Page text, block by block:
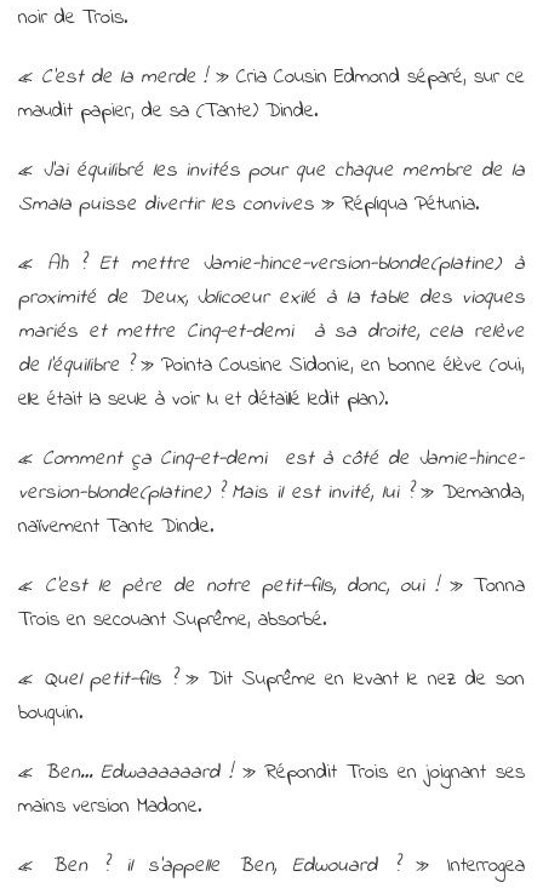
noir de Trois.
« C’est de la merde !» Cria Cousin Edmond séparé, sur ce
maudit papier, de sa (Tante) Dinde.
« J’ai équilibré les invités pour que chaque membre de la
Smala puisse divertir les convives » Répliqua Pétunia.
« Ah ? Et mettre Jamie-hince-version-blonde(platine) à
proximité de Deux, Jolicoeur exilé à la table des vioques
mariés et mettre Cinq-et-demi à sa droite, cela relève
de l’équilibre ?» Pointa Cousine Sidonie, en bonne élève (oui,
elle était la seule à voir lu et détaillé ledit plan).
« Comment ça Cinq-et-demi est à côté de Jamie-hince-
version-blonde(platine) ? Mais il est invité, lui ?» Demanda,
naïvement Tante Dinde.
« C’est le père de notre petit-fils, donc, oui !» Tonna
Trois en secouant Suprême, absorbé.
« Quel petit-fils ?» Dit Suprême en levant le nez de son
bouquin.
« Ben… Edwaaaaaard ! » Répondit Trois en joignant ses
mains version Madone.
«
Ben ? il s’appelle Ben, Edwouard ?» Interrogea